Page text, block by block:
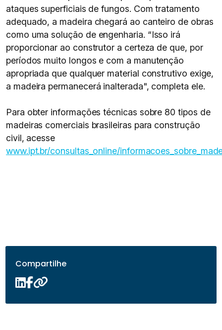
ataques superficiais de fungos. Com tratamento
adequado, a madeira chegará ao canteiro de obras
como uma solução de engenharia. “Isso irá
proporcionar ao construtor a certeza de que, por
períodos muito longos e com a manutenção
apropriada que qualquer material construtivo exige,
a madeira permanecerá inalterada", completa ele.
Para obter informações técnicas sobre 80 tipos de
madeiras comerciais brasileiras para construção
civil, acesse
www.ipt.br/consultas_online/
Compartilhe